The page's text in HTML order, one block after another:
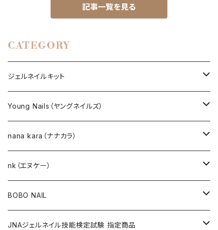
記事一覧を見る
CATEGORY
ジェルネイルキット
選べるジェルネイルキット
ネイルアート作成キット
Young Nails（ヤングネイルズ）
BEST SELLERS（ベストセラー）
KITS（キット）
ACRYLIC（アクリル）
ACRYLIC POWDER（アクリルパウダー）
DIP & COLOR ACRYLIC POWDERS
nana kara（ナナカラ）
GEL NAIL
nana kara [3g] （ナナカラ）
nana kara petit [1g] （ナナカラ プチ）
NAIL ART
ネイルパーツ
NAIL TIPS
nk（エヌケー）
GEL NAIL
3Dジェル
NAIL ART
BOBO NAIL
セット
JNAジェルネイル技能検定試験 指定商品